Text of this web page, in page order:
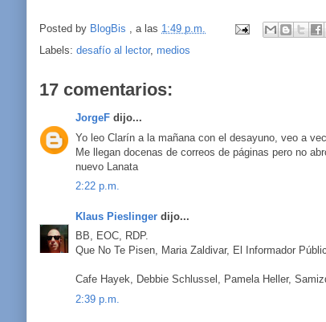
Posted by BlogBis , a las 1:49 p.m.
Labels: desafío al lector, medios
17 comentarios:
JorgeF dijo...
Yo leo Clarín a la mañana con el desayuno, veo a
Me llegan docenas de correos de páginas pero no
nuevo Lanata
2:22 p.m.
Klaus Pieslinger dijo...
BB, EOC, RDP.
Que No Te Pisen, Maria Zaldivar, El Informador
Cafe Hayek, Debbie Schlussel, Pamela Heller,
2:39 p.m.